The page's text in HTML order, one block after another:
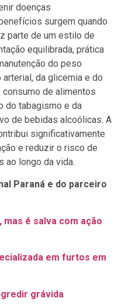
doenças
surgem quando
parte de um estilo de
equilibrada, prática
do peso
da glicemia e do
de alimentos
do tabagismo e da
de bebidas alcoólicas. A
significativamente
e reduzir o risco de
ao longo da vida.
Paraná e do parceiro
mas é salva com ação
em furtos em
grávida